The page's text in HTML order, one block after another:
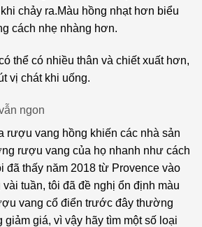
chảy ra.Màu hồng nhạt hơn biểu
cách nhẹ nhàng hơn.
thể có nhiều thân và chiết xuất hơn,
vị chát khi uống.
ngon
rượu vang hồng khiến các nhà sản
rượu vang của họ nhanh như cách
đã thấy năm 2018 từ Provence vào
tuần, tôi đã đề nghị ổn định màu
vang cổ điển trước đây thường
giá, vì vậy hãy tìm một số loại